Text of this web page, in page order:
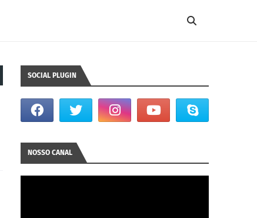
SOCIAL PLUGIN
NOSSO CANAL